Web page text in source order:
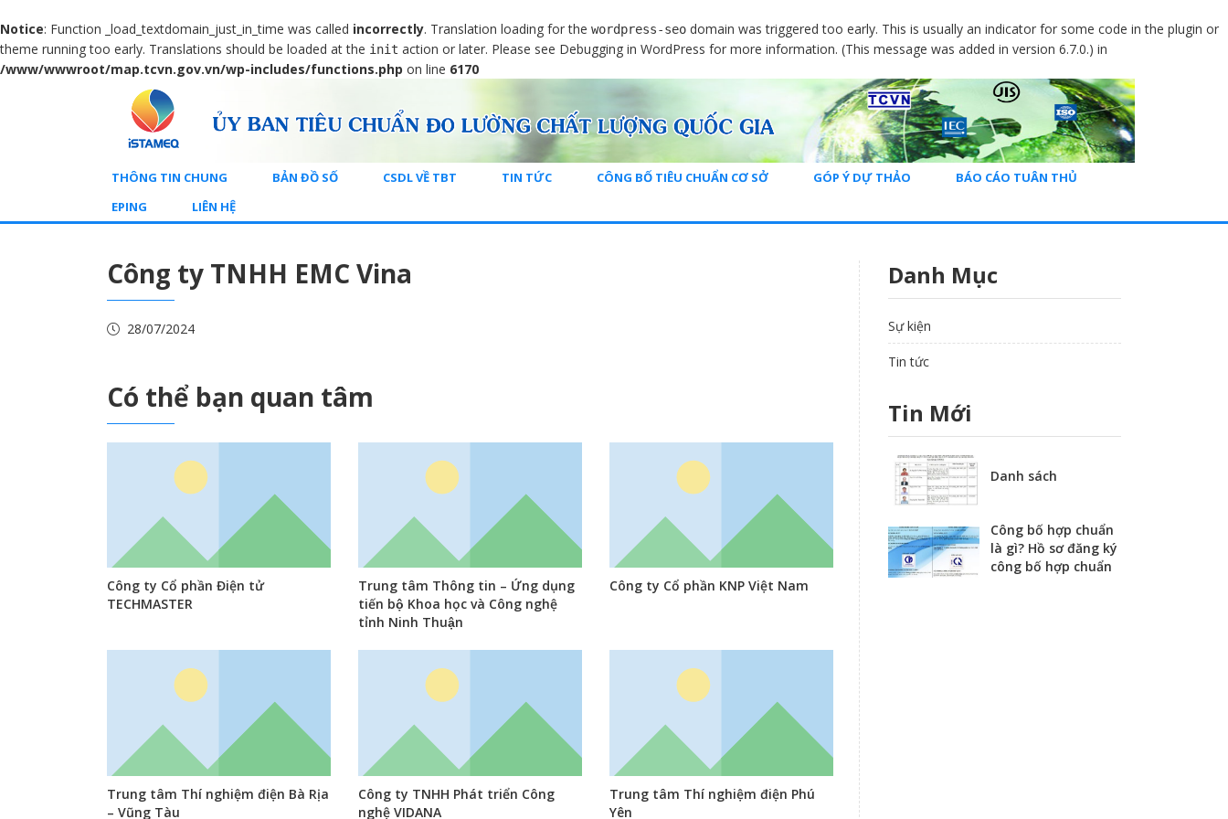
Notice: Function _load_textdomain_just_in_time was called incorrectly. Translation loading for the wordpress-seo domain was triggered too early. This is usually an indicator for some code in the plugin or
theme running too early. Translations should be loaded at the init action or later. Please see Debugging in WordPress for more information. (This message was added in version 6.7.0.) in
/www/wwwroot/map.tcvn.gov.vn/wp-includes/functions.php on line 6170
THÔNG TIN CHUNG BẢN ĐỒ SỐ CSDL VỀ TBT TIN TỨC CÔNG BỐ TIÊU CHUẨN CƠ SỞ GÓP Ý DỰ THẢO
BÁO CÁO TUÂN THỦ
EPING
LIÊN HỆ
Công ty TNHH EMC Vina
28/07/2024
Có thể bạn quan tâm
Công ty Cổ phần Điện tử
TECHMASTER
Trung tâm Thông tin – Ứng dụng
tiến bộ Khoa học và Công nghệ
tỉnh Ninh Thuận
Công ty Cổ phần KNP Việt Nam
Trung tâm Thí nghiệm điện Bà Rịa
– Vũng Tàu
Công ty TNHH Phát triển Công
nghệ VIDANA
Trung tâm Thí nghiệm điện Phú
Yên
Danh Mục
Sự kiện
Tin tức
Tin Mới
Danh sách
Công bố hợp chuẩn
là gì? Hồ sơ đăng ký
công bố hợp chuẩn